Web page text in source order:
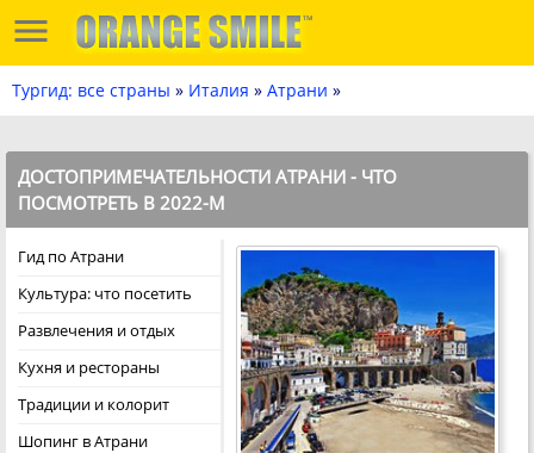
Тургид: все страны » Италия » Атрани »
ДОСТОПРИМЕЧАТЕЛЬНОСТИ АТРАНИ - ЧТО
ПОСМОТРЕТЬ В 2022-М
Гид по Атрани
Культура: что посетить
Развлечения и отдых
Кухня и рестораны
Традиции и колорит
Шопинг в Атрани